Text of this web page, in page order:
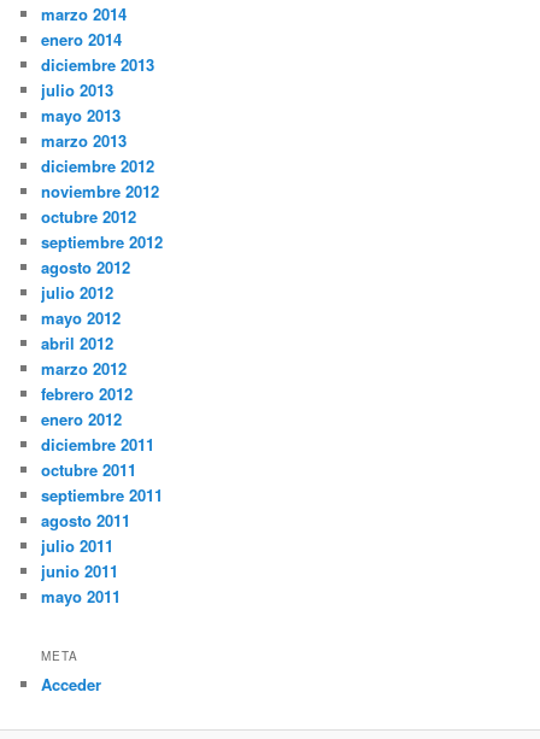
marzo 2014
enero 2014
diciembre 2013
julio 2013
mayo 2013
marzo 2013
diciembre 2012
noviembre 2012
octubre 2012
septiembre 2012
agosto 2012
julio 2012
mayo 2012
abril 2012
marzo 2012
febrero 2012
enero 2012
diciembre 2011
octubre 2011
septiembre 2011
agosto 2011
julio 2011
junio 2011
mayo 2011
META
Acceder